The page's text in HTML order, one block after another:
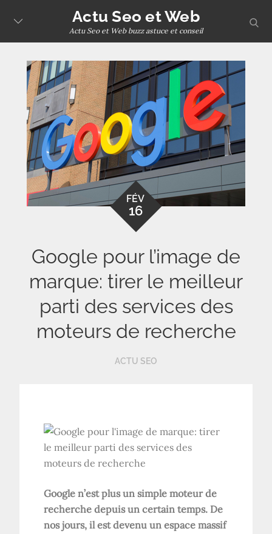
content
Actu Seo et Web
Actu Seo et Web buzz astuce et conseil
FÉV
16
Google pour l’image de
marque: tirer le meilleur
parti des services des
moteurs de recherche
ACTU SEO
Google n’est plus un simple moteur de
recherche depuis un certain temps. De
nos jours, il est devenu un espace massif